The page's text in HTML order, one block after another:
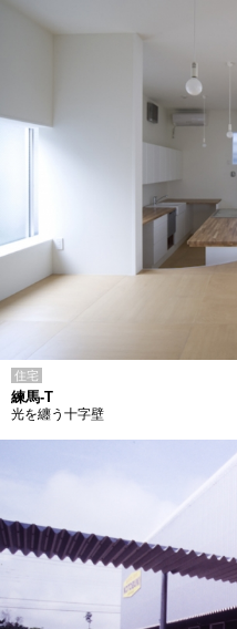
住宅
練馬-T
光を纏う十字壁